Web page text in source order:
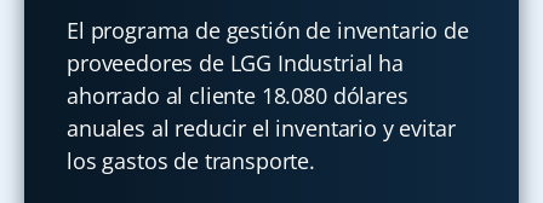
El programa de gestión de inventario de
proveedores de LGG Industrial ha
ahorrado al cliente 18.080 dólares
anuales al reducir el inventario y evitar
los gastos de transporte.